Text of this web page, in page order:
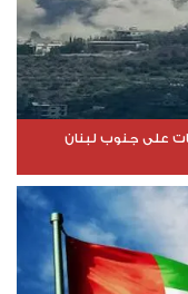
على جنوب لبنان